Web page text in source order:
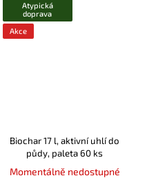
Atypická
doprava
Akce
Biochar 17 l, aktivní uhlí do
půdy, paleta 60 ks
Momentálně nedostupné